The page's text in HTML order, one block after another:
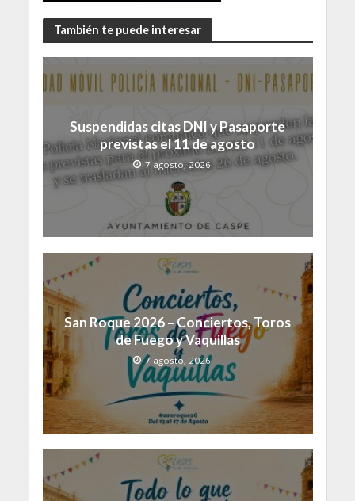
También te puede interesar
Suspendidas citas DNI y Pasaporte
previstas el 11 de agosto
7 agosto, 2026
San Roque 2026 – Conciertos, Toros
de Fuego y Vaquillas
7 agosto, 2026